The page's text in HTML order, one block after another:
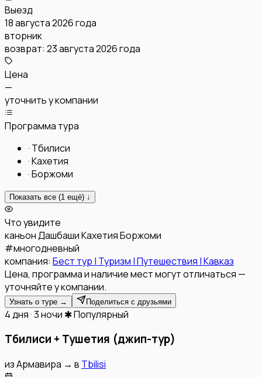
Выезд
18 августа 2026 года
вторник
возврат: 23 августа 2026 года
Цена
—
уточнить у компании
Программа тура
· Тбилиси
·Кахетия
·Боржоми
Показать все (1 ещё) ↓
Что увидите
каньон ДашбашиКахетияБоржоми
#многодневный
компания: Бест тур | Туризм | Путешествия | Кавказ
Цена, программа и наличие мест могут отличаться —
уточняйте у компании.
Узнать о туре → Поделиться с друзьями
4 дня · 3 ночи ✱ Популярный
Тбилиси + Тушетия (джип-тур)
изАрмавира → в Tbilisi